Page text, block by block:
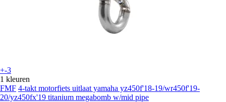
+-3
1 kleuren
FMF 4-takt motorfiets uitlaat yamaha yz450f'18-19/wr450f'19-
20/yz450fx'19 titanium megabomb w/mid pipe